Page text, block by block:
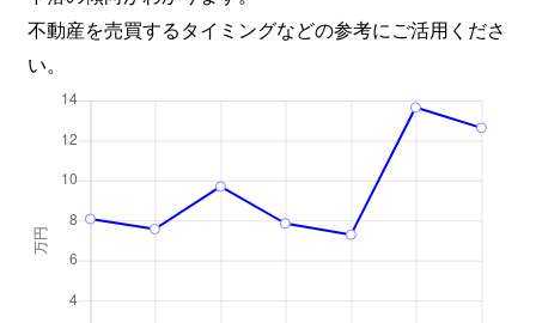
不動産を売買するタイミングなどの参考にご活用くださ
い。